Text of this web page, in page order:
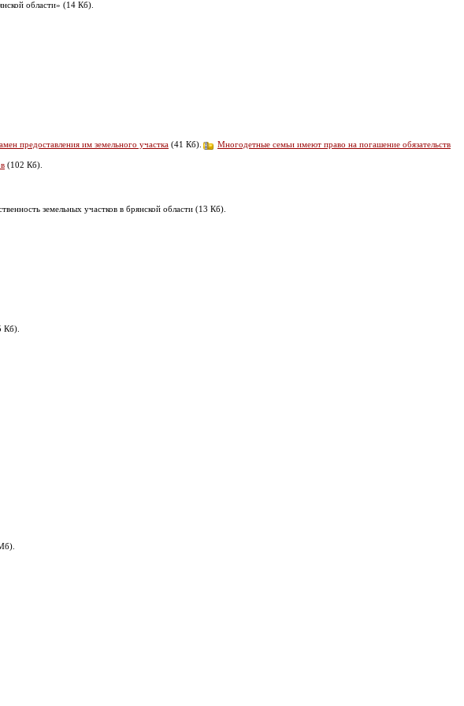
области» (14 Кб).
предоставления им земельного участка (41 Кб).
Многодетные семьи имеют право на погашение обязательств
(102 Кб).
земельных участков в брянской области (13 Кб).
Кб).